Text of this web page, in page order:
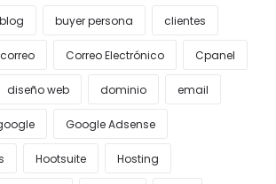
blog buyer persona clientes
correo Correo Electrónico Cpanel
diseño web dominio email
Google Adsense
Hootsuite Hosting